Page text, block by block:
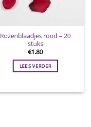
Rozenblaadjes rood – 20
stuks
€1.80
LEES VERDER